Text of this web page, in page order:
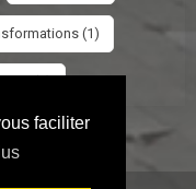
faciliter
(1)